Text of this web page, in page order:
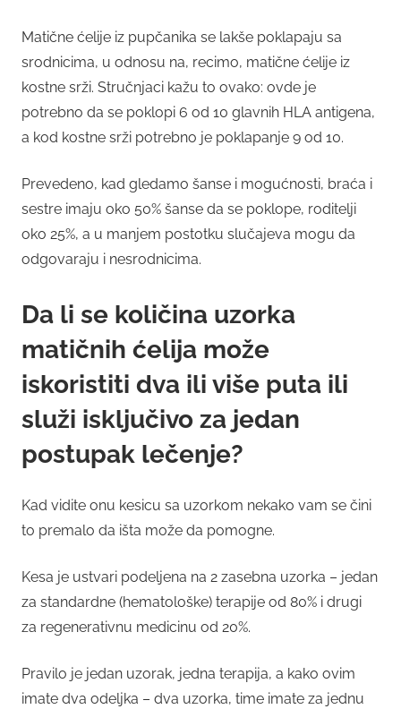
Matične ćelije iz pupčanika se lakše poklapaju sa
srodnicima, u odnosu na, recimo, matične ćelije iz
kostne srži. Stručnjaci kažu to ovako: ovde je
potrebno da se poklopi 6 od 10 glavnih HLA antigena,
a kod kostne srži potrebno je poklapanje 9 od 10.
Prevedeno, kad gledamo šanse i mogućnosti, braća i
sestre imaju oko 50% šanse da se poklope, roditelji
oko 25%, a u manjem postotku slučajeva mogu da
odgovaraju i nesrodnicima.
Da li se količina uzorka
matičnih ćelija može
iskoristiti dva ili više puta ili
služi isključivo za jedan
postupak lečenje?
Kad vidite onu kesicu sa uzorkom nekako vam se čini
to premalo da išta može da pomogne.
Kesa je ustvari podeljena na 2 zasebna uzorka – jedan
za standardne (hematološke) terapije od 80% i drugi
za regenerativnu medicinu od 20%.
Pravilo je jedan uzorak, jedna terapija, a kako ovim
imate dva odeljka – dva uzorka, time imate za jednu